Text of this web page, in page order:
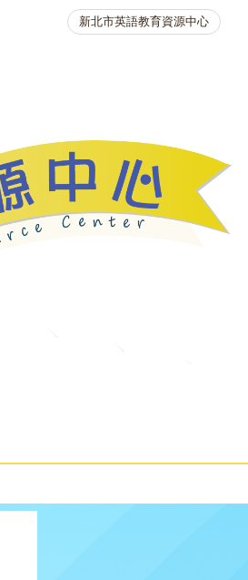
新北市英語教育資源中心